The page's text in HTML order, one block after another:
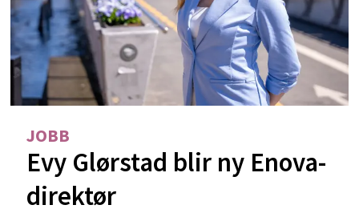
JOBB
Evy Glørstad blir ny Enova-
direktør